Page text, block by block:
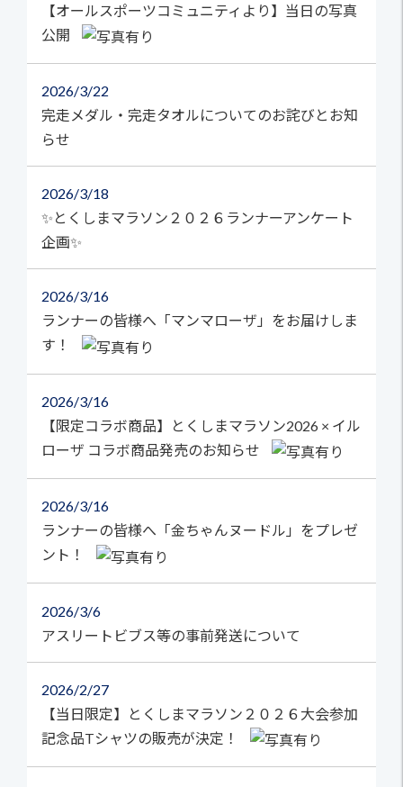
【オールスポーツコミュニティより】当日の写真
公開
2026 3/22
完走メダル・完走タオルについてのお詫びとお知
らせ
2026 3/18
✨とくしまマラソン２０２６ランナーアンケート
企画✨
2026 3/16
ランナーの皆様へ「マンマローザ」をお届けしま
す！
2026 3/16
【限定コラボ商品】とくしまマラソン2026 × イル
ローザ コラボ商品発売のお知らせ
2026 3/16
ランナーの皆様へ「金ちゃんヌードル」をプレゼ
ント！
2026 3/6
アスリートビブス等の事前発送について
2026 2/27
【当日限定】とくしまマラソン２０２６大会参加
記念品Tシャツの販売が決定！